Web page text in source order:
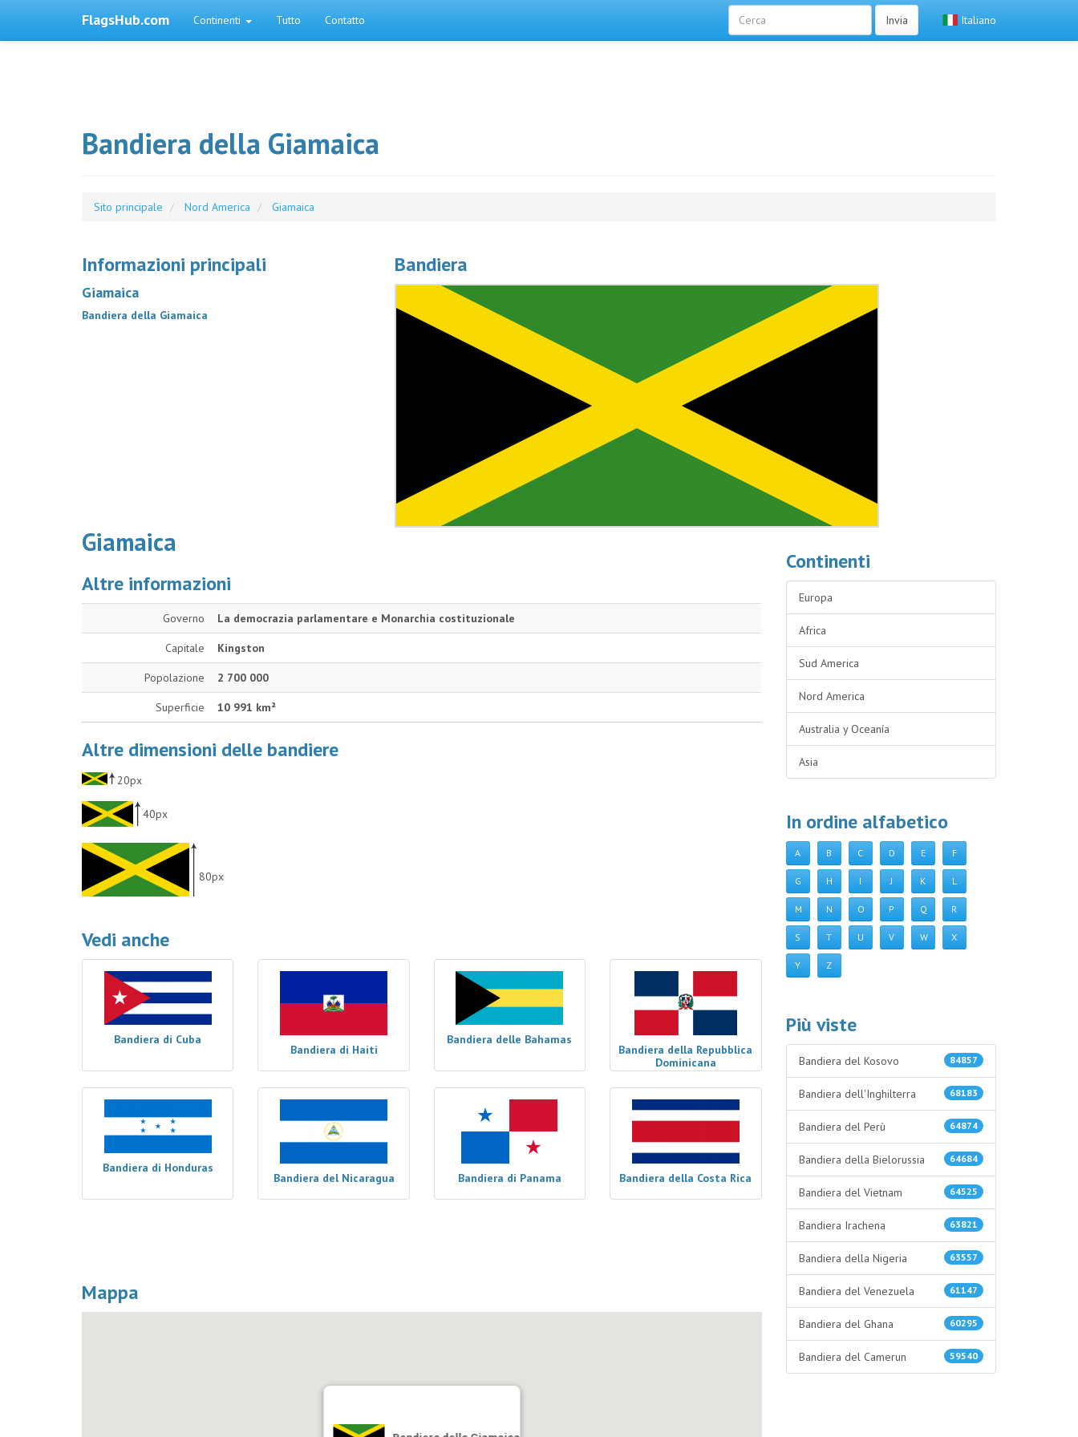
FlagsHub.com Continenti Tutto Contatto Italiano
Invia
Bandiera della Giamaica
Sito principale Nord America Giamaica
Informazioni principali
Giamaica
Bandiera della Giamaica
Bandiera
Giamaica
Altre informazioni
Governo La democrazia parlamentare e Monarchia costituzionale
Capitale Kingston
Popolazione 2 700 000
Superficie 10 991 km²
Altre dimensioni delle bandiere
20px
40px
80px
Vedi anche
Bandiera di Cuba
Bandiera di Haiti
Bandiera delle Bahamas
Bandiera della Repubblica
Dominicana
Bandiera di Honduras
Bandiera del Nicaragua Bandiera di Panama Bandiera della Costa Rica
Mappa
Continenti
Europa
Africa
Sud America
Nord America
Australia y Oceanía
Asia
In ordine alfabetico
A B C D E F
G H I J K L
M N O P Q R
S T U V W X
Y Z
Più viste
84857
Bandiera del Kosovo
68183
Bandiera dell'Inghilterra
64874
Bandiera del Perù
64684
Bandiera della Bielorussia
64525
Bandiera del Vietnam
63821
Bandiera Irachena
63557
Bandiera della Nigeria
61147
Bandiera del Venezuela
60295
Bandiera del Ghana
59540
Bandiera del Camerun